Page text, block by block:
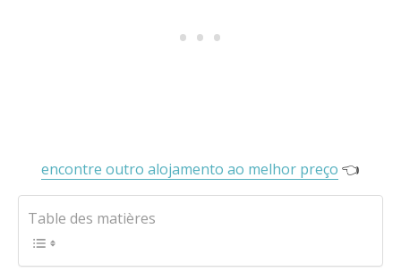
encontre outro alojamento ao melhor preço 👈
Table des matières